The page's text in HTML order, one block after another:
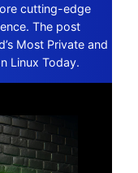
cutting-edge
The post
Most Private and
Linux Today.